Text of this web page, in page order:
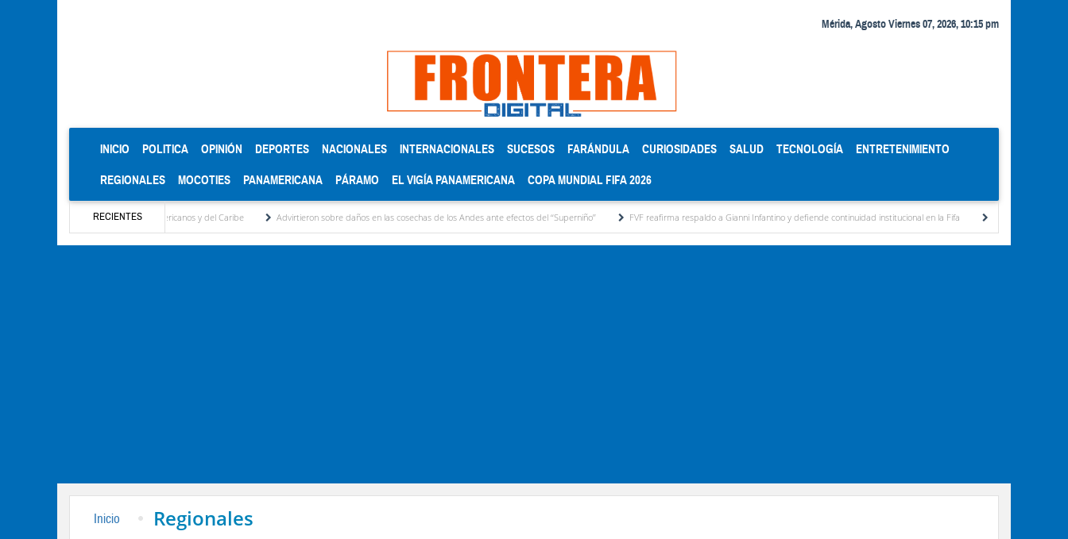
Mérida, Agosto Viernes 07, 2026, 10:15 pm
INICIO (CURRENT)
POLITICA OPINIÓN DEPORTES NACIONALES INTERNACIONALES SUCESOS FARÁNDULA CURIOSIDADES SALUD TECNOLOGÍA ENTRETENIMIENTO
REGIONALES MOCOTIES PANAMERICANA PÁRAMO EL VIGÍA PANAMERICANA COPA MUNDIAL FIFA 2026
RECIENTES
Juegos Centroamericanos y del Caribe Advirtieron sobre daños en las cosechas de los Andes ante efectos del ‘‘Superniño’’ FVF reafirma respaldo a Gianni Infantino y defiende continuidad institucional en la Fifa Organismos públicos recortan horarios
Inicio Regionales